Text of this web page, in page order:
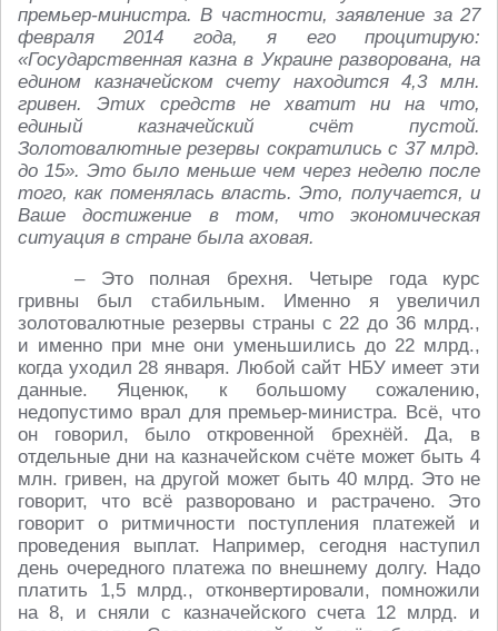
премьер-министра. В частности, заявление за 27
февраля 2014 года, я его процитирую:
«Государственная казна в Украине разворована, на
едином казначейском счету находится 4,3 млн.
гривен. Этих средств не хватит ни на что,
единый казначейский счёт пустой.
Золотовалютные резервы сократились с 37 млрд.
до 15». Это было меньше чем через неделю после
того, как поменялась власть. Это, получается, и
Ваше достижение в том, что экономическая
ситуация в стране была аховая.
– Это полная брехня. Четыре года курс
гривны был стабильным. Именно я увеличил
золотовалютные резервы страны с 22 до 36 млрд.,
и именно при мне они уменьшились до 22 млрд.,
когда уходил 28 января. Любой сайт НБУ имеет эти
данные. Яценюк, к большому сожалению,
недопустимо врал для премьер-министра. Всё, что
он говорил, было откровенной брехнёй. Да, в
отдельные дни на казначейском счёте может быть 4
млн. гривен, на другой может быть 40 млрд. Это не
говорит, что всё разворовано и растрачено. Это
говорит о ритмичности поступления платежей и
проведения выплат. Например, сегодня наступил
день очередного платежа по внешнему долгу. Надо
платить 1,5 млрд., отконвертировали, помножили
на 8, и сняли с казначейского счета 12 млрд. и